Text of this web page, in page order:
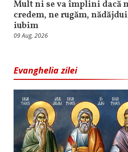
Mult ni se va împlini dacă
credem, ne rugăm,
iubim
09 Aug, 2026
Evanghelia zilei